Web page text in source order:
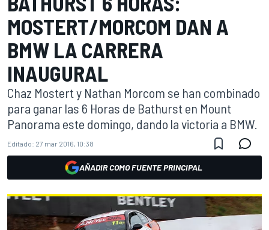
MOSTERT/MORCOM DAN A
BMW LA CARRERA
INAUGURAL
Chaz Mostert y Nathan Morcom se han combinado
para ganar las 6 Horas de Bathurst en Mount
Panorama este domingo, dando la victoria a BMW.
Editado: 27 mar 2016, 10:38
AÑADIR COMO FUENTE PRINCIPAL